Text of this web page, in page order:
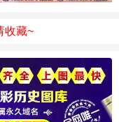
收藏~